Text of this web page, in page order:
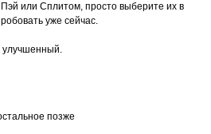
или Сплитом, просто выберите их в
уже сейчас.
позже